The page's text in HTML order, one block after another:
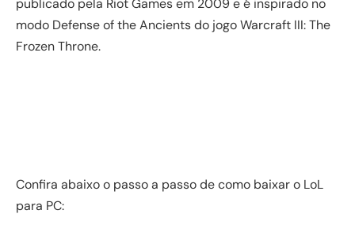
publicado pela Riot Games em 2009 e é inspirado no
modo Defense of the Ancients do jogo Warcraft III: The
Frozen Throne.
Confira abaixo o passo a passo de como baixar o LoL
para PC: